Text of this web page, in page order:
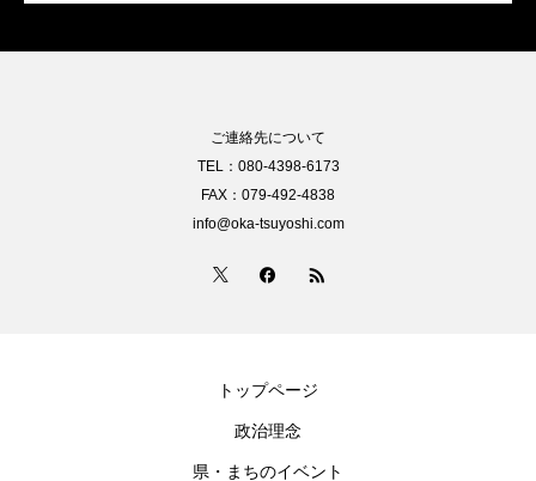
ご連絡先について
TEL：080-4398-6173
FAX：079-492-4838
info@oka-tsuyoshi.com
トップページ
政治理念
県・まちのイベント